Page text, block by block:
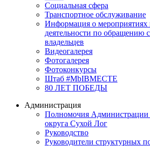
Социальная сфера
Транспортное обслуживание
Информация о мероприятиях
деятельности по обращению
владельцев
Видеогалерея
Фотогалерея
Фотоконкурсы
Штаб #MbIBMECTE
80 ЛЕТ ПОБЕДЫ
Администрация
Полномочия Администрации
округа Сухой Лог
Руководство
Руководители структурных